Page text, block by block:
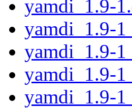
yamdi_1.9-
yamdi_1.9-
yamdi_1.9-
yamdi_1.9-
yamdi_1.9-